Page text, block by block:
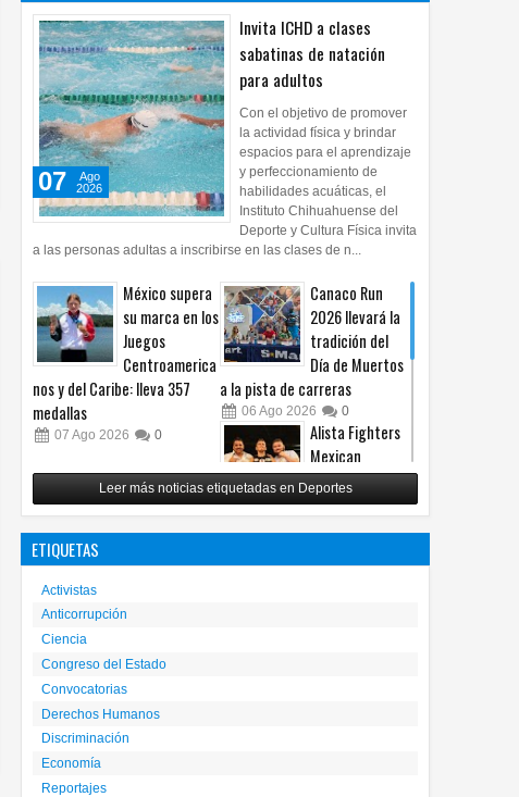
Casi la mitad de los
trabajadores en México labora
sin un contrato estable
Jul
2026
Presentan botella
conmemorativa "Hecho en
México" por el Día Nacional del
Tequila
27
2026
que dice el PAN:
Invita ICHD a clases
sabatinas de natación
para adultos
07
Ago
2026
Con el objetivo de promover
la actividad física y brindar
espacios para el aprendizaje
y perfeccionamiento de
habilidades acuáticas, el
Instituto Chihuahuense del
Deporte y Cultura Física invita
a las personas adultas a inscribirse en las clases de n...
México supera
su marca en los
Juegos
Centroamerica
nos y del Caribe: lleva 357
medallas
07 Ago 2026 0
Canaco Run
2026 llevará la
tradición del
Día de Muertos
a la pista de carreras
06 Ago 2026 0
Alista Fighters
Mexican
Promotions
posible regreso
con peleas en jaula
Reunirá Box de
peleadores de
municipios este fin de semana
30 Jul 2026
Leer más noticias etiquetadas en Deportes
ETIQUETAS
Activistas
Anticorrupción
Ciencia
Congreso del Estado
Convocatorias
Derechos Humanos
Discriminación
Economía
Reportajes